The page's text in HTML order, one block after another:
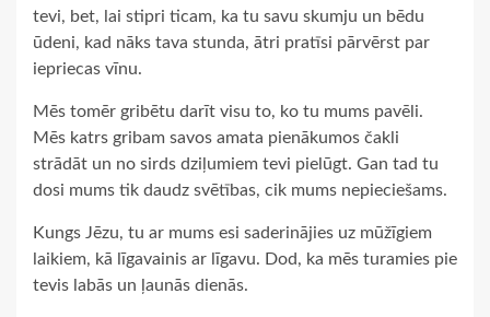
tevi, bet, lai stipri ticam, ka tu savu skumju un bēdu
ūdeni, kad nāks tava stunda, ātri pratīsi pārvērst par
iepriecas vīnu.
Mēs tomēr gribētu darīt visu to, ko tu mums pavēli.
Mēs katrs gribam savos amata pienākumos čakli
strādāt un no sirds dziļumiem tevi pielūgt. Gan tad tu
dosi mums tik daudz svētības, cik mums nepieciešams.
Kungs Jēzu, tu ar mums esi saderinājies uz mūžīgiem
laikiem, kā līgavainis ar līgavu. Dod, ka mēs turamies pie
tevis labās un ļaunās dienās.